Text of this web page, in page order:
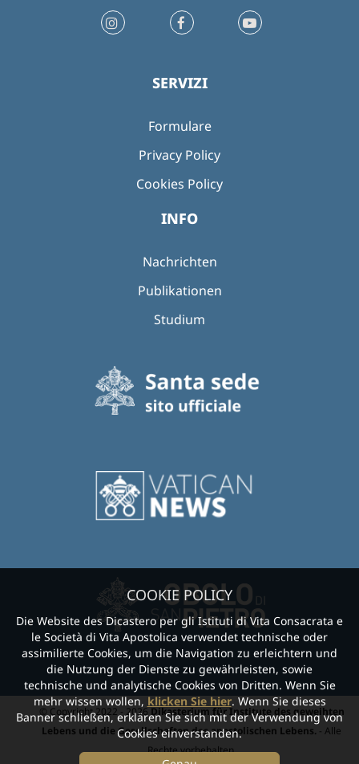
SERVIZI
Formulare
Privacy Policy
Cookies Policy
INFO
Nachrichten
Publikationen
Studium
© Copyright 2022 - 2026Dikasterium für Institute des geweihten
Lebens und die Gesellschaften des apostolischen Lebens. - Alle
Rechte vorbehalten.
COOKIE POLICY
Die Website des Dicastero per gli Istituti di Vita Consacrata e
le Società di Vita Apostolica verwendet technische oder
assimilierte Cookies, um die Navigation zu erleichtern und
die Nutzung der Dienste zu gewährleisten, sowie
technische und analytische Cookies von Dritten. Wenn Sie
mehr wissen wollen,klicken Sie hier. Wenn Sie dieses
Banner schließen, erklären Sie sich mit der Verwendung von
Cookies einverstanden.